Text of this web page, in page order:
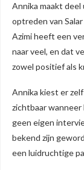
Annika maakt
optreden van
Azimi heeft een
naar veel, en dat
zowel positief als
Annika kiest er
zichtbaar wanneer
geen eigen
bekend zijn
een luidruchtige